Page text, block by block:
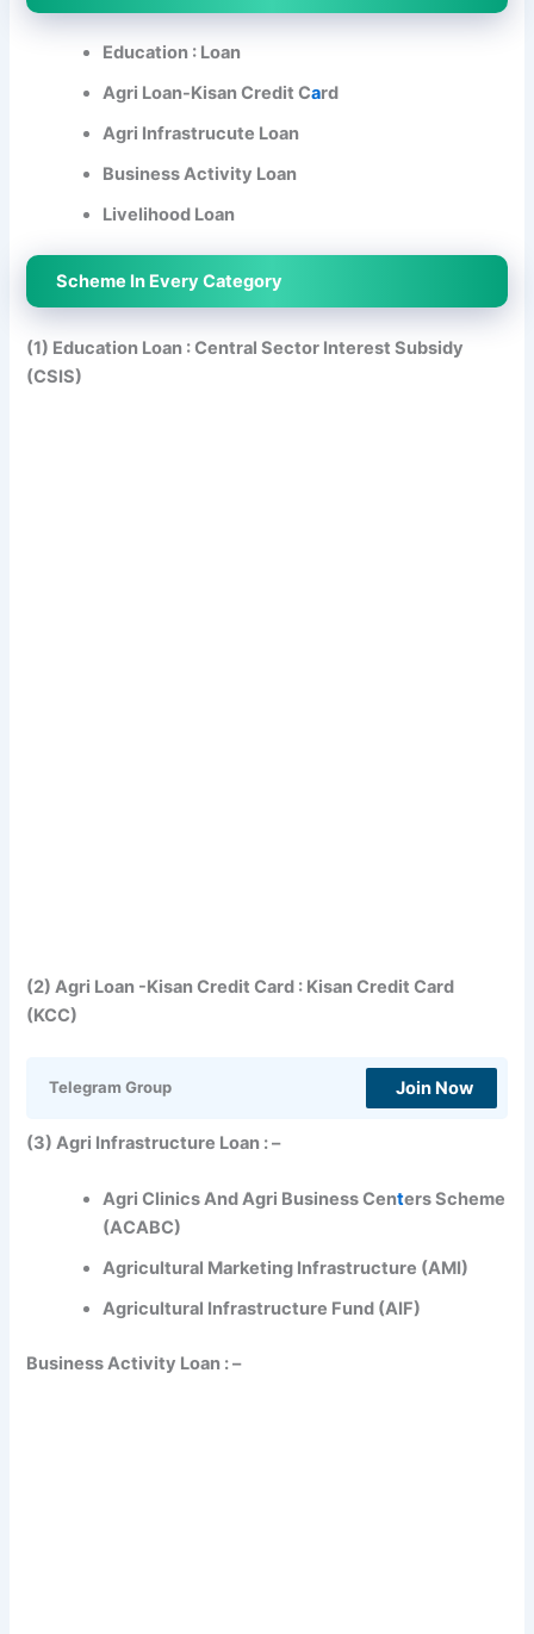
Education : Loan
Agri Loan-Kisan Credit Card
Agri Infrastrucute Loan
Business Activity Loan
Livelihood Loan
Scheme In Every Category
(1) Education Loan : Central Sector Interest Subsidy
(CSIS)
(2) Agri Loan -Kisan Credit Card : Kisan Credit Card
(KCC)
Telegram Group Join Now
(3) Agri Infrastructure Loan : –
Agri Clinics And Agri Business Centers Scheme
(ACABC)
Agricultural Marketing Infrastructure (AMI)
Agricultural Infrastructure Fund (AIF)
Business Activity Loan : –